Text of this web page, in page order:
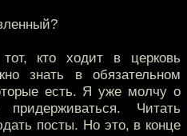
кто ходит в церковь
знать в обязательном
есть. Я уже молчу о
Читать
посты. Но это, в конце